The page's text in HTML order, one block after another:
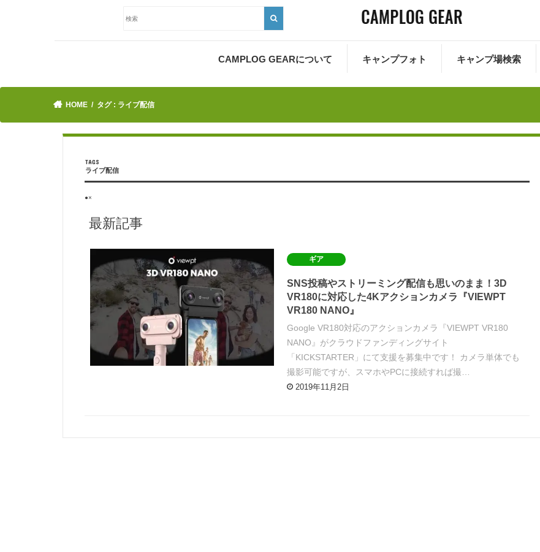
CAMPLOG GEARについて キャンプフォト キャンプ場検索
HOME タグ : ライブ配信
ライブ配信
●×
最新記事
ギア
SNS投稿やストリーミング配信も思いのまま！3D
VR180に対応した4Kアクションカメラ『VIEWPT
VR180 NANO』
Google VR180対応のアクションカメラ『VIEWPT VR180
NANO』がクラウドファンディングサイト
「KICKSTARTER」にて支援を募集中です！ カメラ単体でも
撮影可能ですが、スマホやPCに接続すれば撮…
2019年11月2日